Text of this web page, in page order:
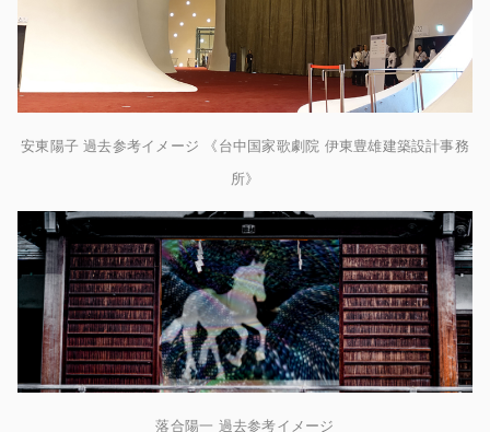
安東陽子 過去参考イメージ 《台中国家歌劇院 伊東豊雄建築設計事務
所》
落合陽一 過去参考イメージ